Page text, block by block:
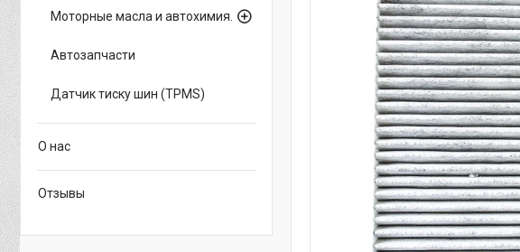
Моторные масла и автохимия.
Автозапчасти
Датчик тиску шин (TPMS)
О нас
Отзывы